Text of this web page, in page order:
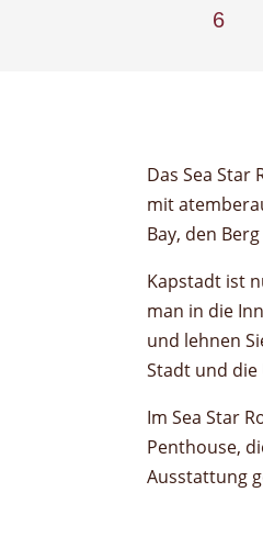
6
Das Sea Star
mit
Bay, den
Kapstadt ist
man in die
und lehnen
Stadt und die
Im Sea Star
Penthouse,
Ausstattung